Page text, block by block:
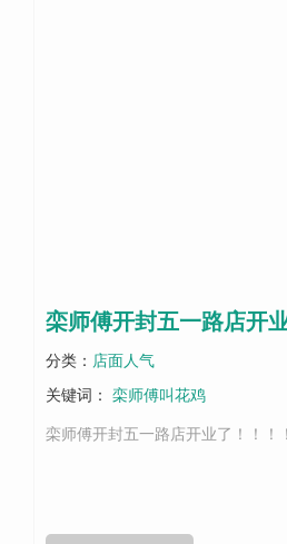
栾师傅开封五一路店开
分类： 店面人气
关键词：
栾师傅叫花鸡
栾师傅开封五一路店开业了！！！